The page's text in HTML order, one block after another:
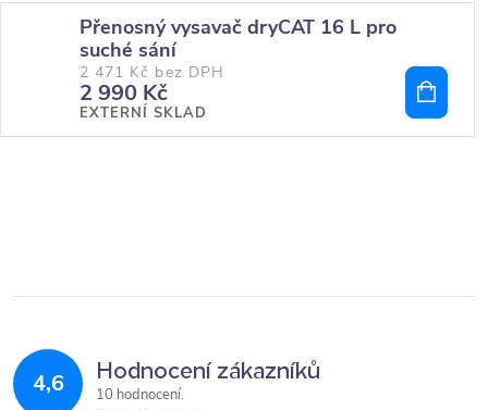
Přenosný vysavač dryCAT 16 L pro
suché sání
2 471 Kč bez DPH
2 990 Kč
EXTERNÍ SKLAD
4,6 Hodnocení zákazníků
10 hodnocení